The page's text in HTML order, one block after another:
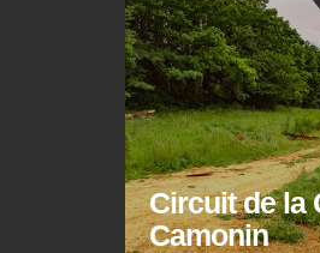
Circuit de la
Camonin